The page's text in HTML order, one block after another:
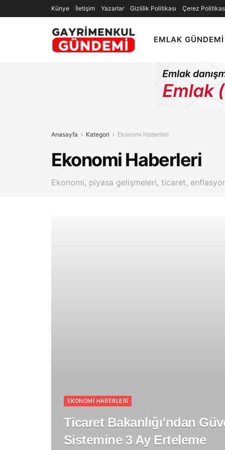
Künye İletişim Yazarlar Gizlilik Politikası Çerez
EMLAK GÜNDEMI
Anasayfa Kategori Ekonomi Haberleri
Ekonomi Haberleri
Ekonomi, piyasa gelişmeleri, ticaret,
EKONOMI HABERLERI
Ticaret Bakanlığı’ndan
Sistemine 3 Ay Erteleme